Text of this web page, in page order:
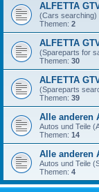
ALFETTA
(Cars searching)
Themen: 2
ALFETTA
(Spareparts for
Themen: 30
ALFETTA
(Spareparts
Themen: 39
Alle anderen
Autos und Teile
Themen: 14
Alle anderen
Autos und Teile
Themen: 4